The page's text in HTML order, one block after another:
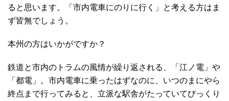
ると思います。「市内電車にのりに行く」と考える方はま
ず皆無でしょう。
本州の方はいかがですか？
鉄道と市内のトラムの風情が繰り返される、「江ノ電」や
「都電」。市内電車に乗ったはずなのに、いつのまにやら
終点まで行ってみると、立派な駅舎がたっていてびっくり